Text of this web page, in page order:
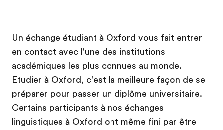
EF recrute
Rejoignez nos équipes
Un échange étudiant à Oxford vous fait entrer
en contact avec l'une des institutions
académiques les plus connues au monde.
Etudier à Oxford, c’est la meilleure façon de se
préparer pour passer un diplôme universitaire.
Certains participants à nos échanges
linguistiques à Oxford ont même fini par être